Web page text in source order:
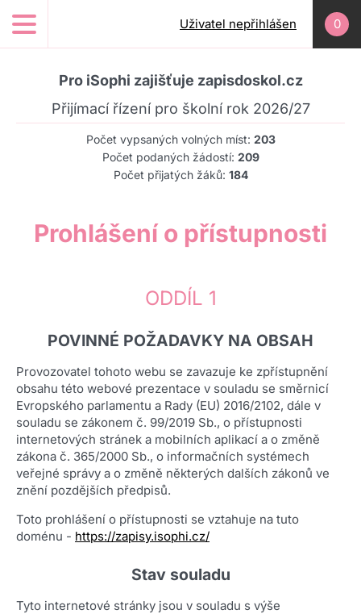
Uživatel nepřihlášen
0
Pro iSophi zajišťuje zapisdoskol.cz
Přijímací řízení pro školní rok 2026/27
Počet vypsaných volných míst: 203
Počet podaných žádostí: 209
Počet přijatých žáků: 184
Prohlášení o přístupnosti
ODDÍL 1
POVINNÉ POŽADAVKY NA OBSAH
Provozovatel tohoto webu se zavazuje ke zpřístupnění
obsahu této webové prezentace v souladu se směrnicí
Evropského parlamentu a Rady (EU) 2016/2102, dále v
souladu se zákonem č. 99/2019 Sb., o přístupnosti
internetových stránek a mobilních aplikací a o změně
zákona č. 365/2000 Sb., o informačních systémech
veřejné správy a o změně některých dalších zákonů ve
znění pozdějších předpisů.
Toto prohlášení o přístupnosti se vztahuje na tuto
doménu - https://zapisy.isophi.cz/
Stav souladu
Tyto internetové stránky jsou v souladu s výše